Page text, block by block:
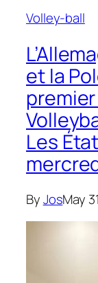
Volley-ball
et la
Les
ByJosMay